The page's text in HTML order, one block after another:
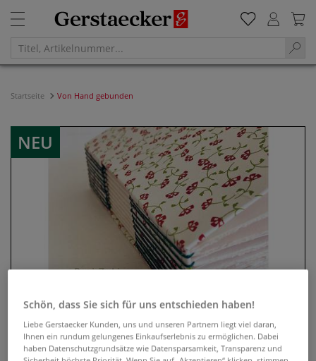
Startseite Von Hand gebunden
NEU
Schön, dass Sie sich für uns entschieden haben!
Liebe Gerstaecker Kunden, uns und unseren Partnern liegt viel daran,
Ihnen ein rundum gelungenes Einkaufserlebnis zu ermöglichen. Dabei
haben Datenschutzgrundsätze wie Datensparsamkeit, Transparenz und